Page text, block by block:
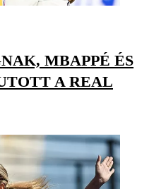
MBAPPÉ ÉS
A REAL